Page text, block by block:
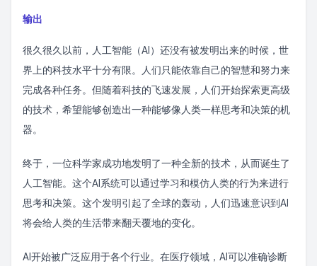
输出
很久很久以前，人工智能（AI）还没有被发明出来的时候，世
界上的科技水平十分有限。人们只能依靠自己的智慧和努力来
完成各种任务。但随着科技的飞速发展，人们开始探索更高级
的技术，希望能够创造出一种能够像人类一样思考和决策的机
器。
终于，一位科学家成功地发明了一种全新的技术，从而诞生了
人工智能。这个AI系统可以通过学习和模仿人类的行为来进行
思考和决策。这个发明引起了全球的轰动，人们迅速意识到AI
将会给人类的生活带来翻天覆地的变化。
AI开始被广泛应用于各个行业。在医疗领域，AI可以准确诊断